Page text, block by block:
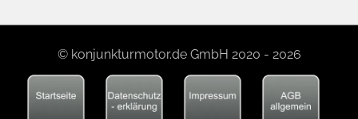
© konjunkturmotor.de GmbH 2020 - 2026